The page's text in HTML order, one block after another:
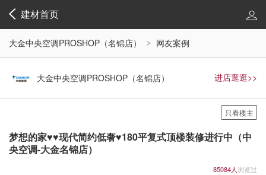
建材首页
大金中央空调PROSHOP（名锦店） 网友案例
大金中央空调PROSHOP（名锦店） 进店逛逛>>
只看楼主
梦想的家♥♥现代简约低奢♥180平复式顶楼装修进行中（中
央空调-大金名锦店）
85084人浏览过